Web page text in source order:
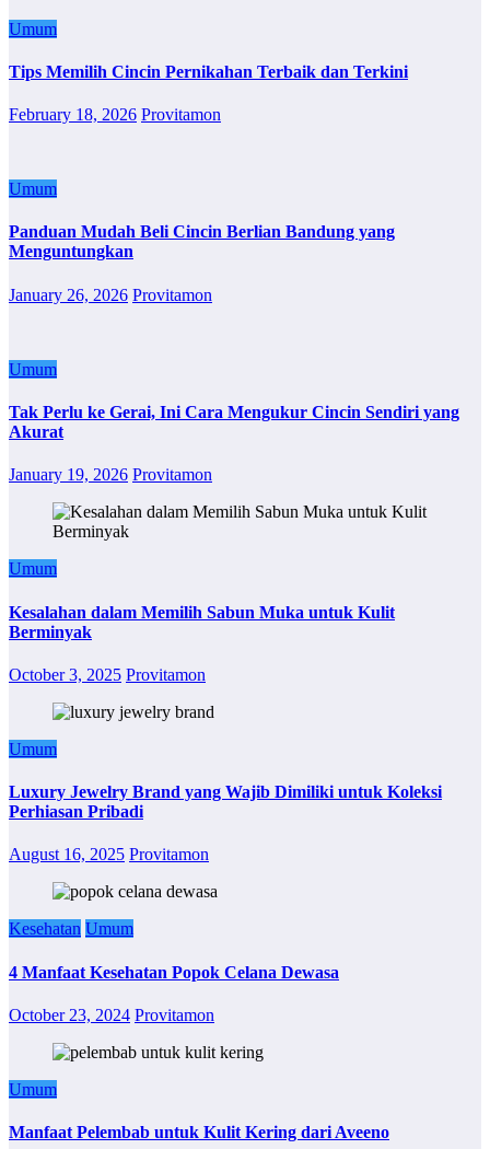
Umum
Tips Memilih Cincin Pernikahan Terbaik dan Terkini
February 18, 2026 Provitamon
Umum
Panduan Mudah Beli Cincin Berlian Bandung yang
Menguntungkan
January 26, 2026 Provitamon
Umum
Tak Perlu ke Gerai, Ini Cara Mengukur Cincin Sendiri yang
Akurat
January 19, 2026 Provitamon
Umum
Kesalahan dalam Memilih Sabun Muka untuk Kulit
Berminyak
October 3, 2025 Provitamon
Umum
Luxury Jewelry Brand yang Wajib Dimiliki untuk Koleksi
Perhiasan Pribadi
August 16, 2025 Provitamon
Kesehatan Umum
4 Manfaat Kesehatan Popok Celana Dewasa
October 23, 2024 Provitamon
Umum
Manfaat Pelembab untuk Kulit Kering dari Aveeno